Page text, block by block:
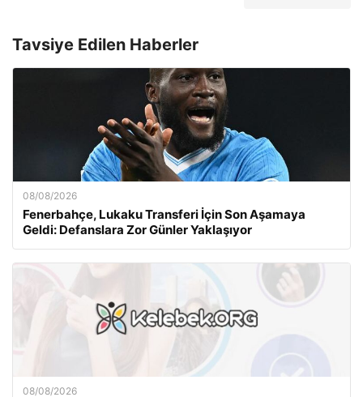
Tavsiye Edilen Haberler
08/08/2026
Fenerbahçe, Lukaku Transferi İçin Son Aşamaya
Geldi: Defanslara Zor Günler Yaklaşıyor
08/08/2026